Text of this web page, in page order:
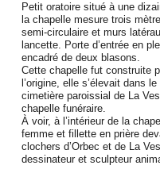
Petit oratoire situé à une
la chapelle mesure trois
semi-circulaire et murs
lancette. Porte d’entrée en
encadré de deux blasons.
Cette chapelle fut construite
l’origine, elle s’élevait dans
cimetière paroissial de La
chapelle funéraire.
À voir, à l’intérieur de la
femme et fillette en prière
clochers d’Orbec et de La
dessinateur et sculpteur